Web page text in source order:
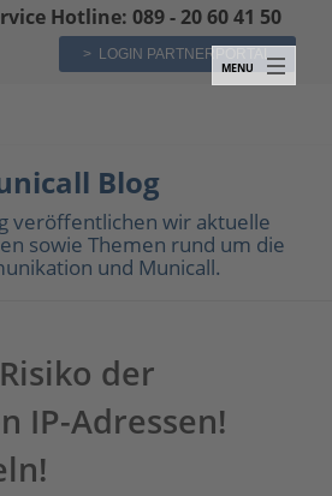
Hotline: 089 - 20 60 41 50
> LOGIN PARTNERPORTAL
Blog
veröffentlichen wir aktuelle
sowie Themen rund um die
und Municall.
der
IP-Adressen!